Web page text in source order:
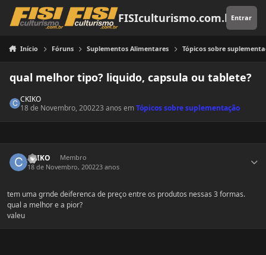
Pular para o conteúdo
FISIculturismo.com.brEntrar
Início Fóruns Suplementos Alimentares Tópicos sobre
qual melhor tipo? liquido, capsula ou tablete?
CKIKO
18 de Novembro, 200223 anos emTópicos sobre suplementação
CKIKO
Membro
18 de Novembro, 200223 anos
tem uma grnde deiferenca de preço entre os produtos nessas 3 formas.
qual a melhor e a pior?
valeu